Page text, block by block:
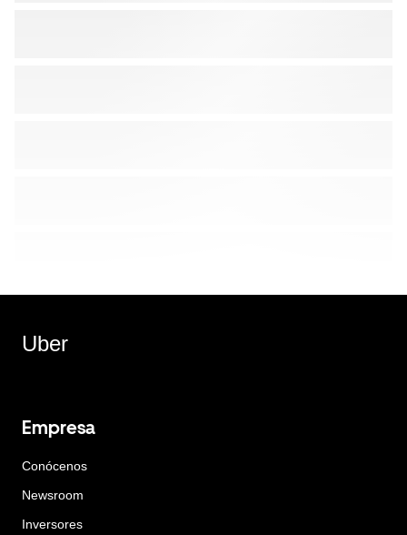
Uber
Empresa
Conócenos
Newsroom
Inversores